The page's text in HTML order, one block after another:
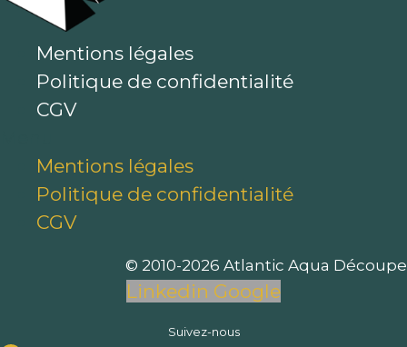
Mentions légales
Politique de confidentialité
CGV
Mentions légales
Politique de confidentialité
CGV
© 2010-2026 Atlantic Aqua Découpe
Linkedin Google
Suivez-nous